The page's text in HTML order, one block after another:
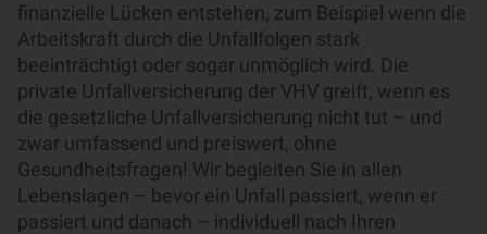
finanzielle Lücken entstehen, zum Beispiel wenn die
Arbeitskraft durch die Unfallfolgen stark
beeinträchtigt oder sogar unmöglich wird. Die
private Unfallversicherung der VHV greift, wenn es
die gesetzliche Unfallversicherung nicht tut – und
zwar umfassend und preiswert, ohne
Gesundheitsfragen! Wir begleiten Sie in allen
Lebenslagen – bevor ein Unfall passiert, wenn er
passiert und danach – individuell nach Ihren